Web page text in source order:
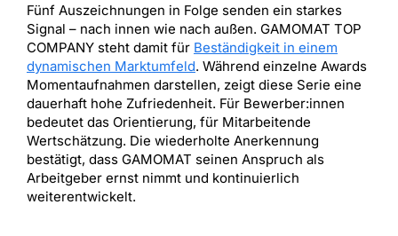
Fünf Auszeichnungen in Folge senden ein starkes
Signal – nach innen wie nach außen. GAMOMAT TOP
COMPANY steht damit für Beständigkeit in einem
dynamischen Marktumfeld. Während einzelne Awards
Momentaufnahmen darstellen, zeigt diese Serie eine
dauerhaft hohe Zufriedenheit. Für Bewerber:innen
bedeutet das Orientierung, für Mitarbeitende
Wertschätzung. Die wiederholte Anerkennung
bestätigt, dass GAMOMAT seinen Anspruch als
Arbeitgeber ernst nimmt und kontinuierlich
weiterentwickelt.